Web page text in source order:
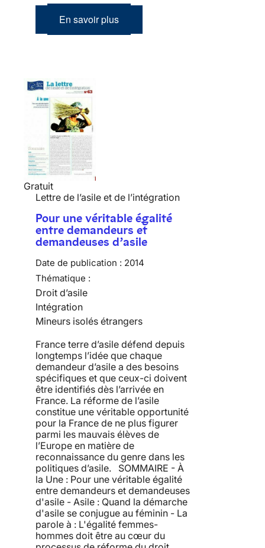
En savoir plus
Gratuit
Lettre de l’asile et de l’intégration
Pour une véritable égalité
entre demandeurs et
demandeuses d’asile
Date de publication : 2014
Thématique :
Droit d’asile
Intégration
Mineurs isolés étrangers
France terre d’asile défend depuis
longtemps l’idée que chaque
demandeur d’asile a des besoins
spécifiques et que ceux-ci doivent
être identifiés dès l’arrivée en
France. La réforme de l’asile
constitue une véritable opportunité
pour la France de ne plus figurer
parmi les mauvais élèves de
l’Europe en matière de
reconnaissance du genre dans les
politiques d’asile. SOMMAIRE - À
la Une : Pour une véritable égalité
entre demandeurs et demandeuses
d'asile - Asile : Quand la démarche
d'asile se conjugue au féminin - La
parole à : L'égalité femmes-
hommes doit être au cœur du